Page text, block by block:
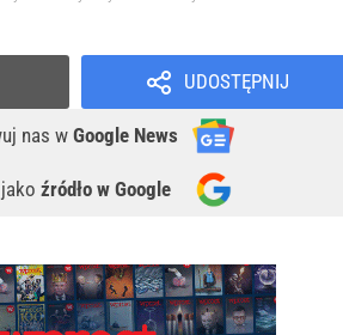
UDOSTĘPNIJ
nas w Google News
źródło w Google